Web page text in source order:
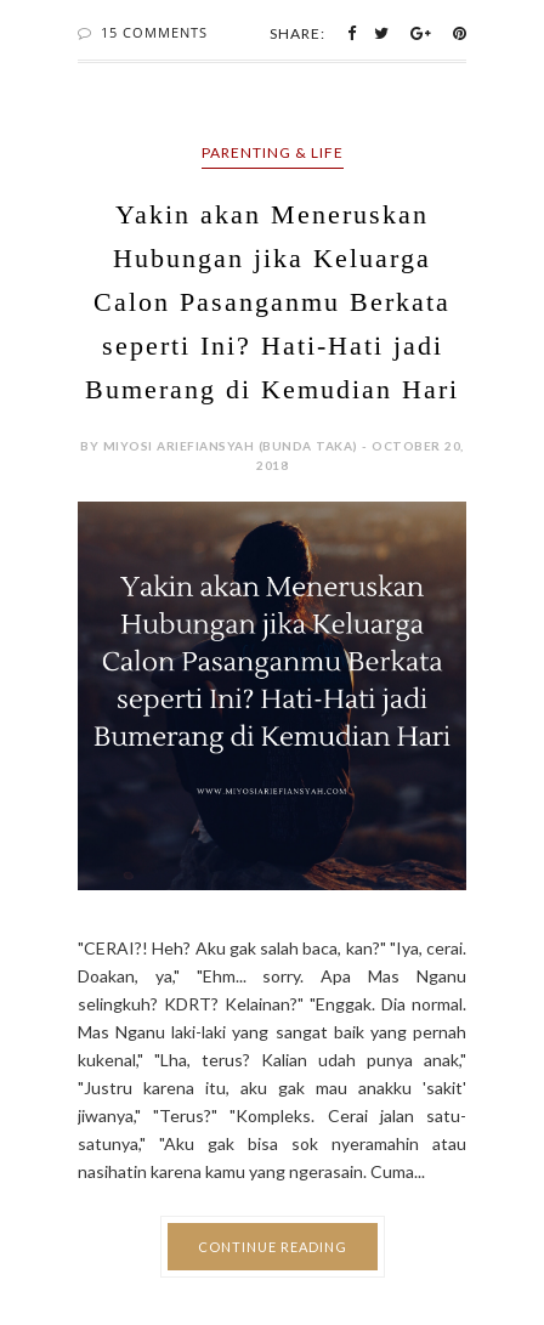
Hubungan jika Keluarga
Calon Pasanganmu Berkata
Bumerang di Kemudian Hari
BY MIYOSI ARIEFIANSYAH (BUNDA TAKA) - OCTOBER 20,
2018
"CERAI?! Heh? Aku gak salah baca, kan?" "Iya, cerai.
Doakan, ya," "Ehm... sorry. Apa Mas Nganu
selingkuh? KDRT? Kelainan?" "Enggak. Dia normal.
Mas Nganu laki-laki yang sangat baik yang pernah
kukenal," "Lha, terus? Kalian udah punya anak,"
"Justru karena itu, aku gak mau anakku 'sakit'
jiwanya," "Terus?" "Kompleks. Cerai jalan satu-
CONTINUE READING
25 COMMENTS SHARE:
PERSONAL DEVELOPMENT